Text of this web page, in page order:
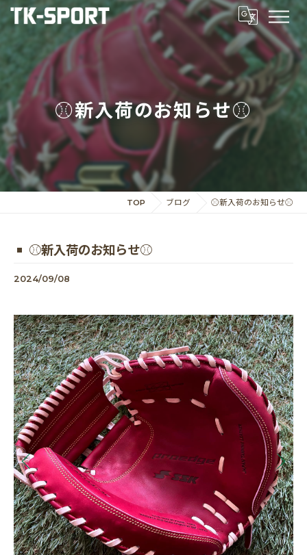
⚾️新入荷のお知らせ⚾️
TOP ブログ ⚾️新入荷のお知らせ⚾️
⚾️新入荷のお知らせ⚾️
2024/09/08